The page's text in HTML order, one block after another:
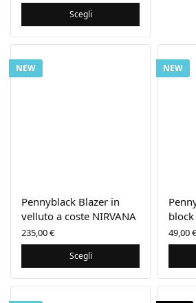
Scegli
NEW
Pennyblack Blazer in
velluto a coste NIRVANA
235,00€
Scegli
NEW
block
49,00€